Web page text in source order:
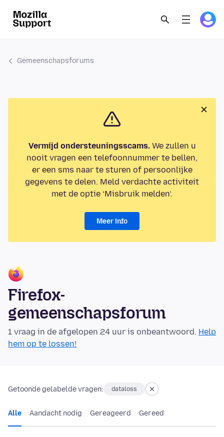
Gemeenschapsforums
Vermijd ondersteuningsscams.We zullen u
nooit vragen een telefoonnummer te bellen,
er een sms naar te sturen of persoonlijke
gegevens te delen. Meld verdachte activiteit
met de optie ‘Misbruik melden’.
Meer info
Firefox-
gemeenschapsforum
1 vraag in de afgelopen 24 uur is onbeantwoord. Help
hem op te lossen!
Getoonde gelabelde vragen: dataloss
Alle Aandacht nodig Gereageerd Gereed